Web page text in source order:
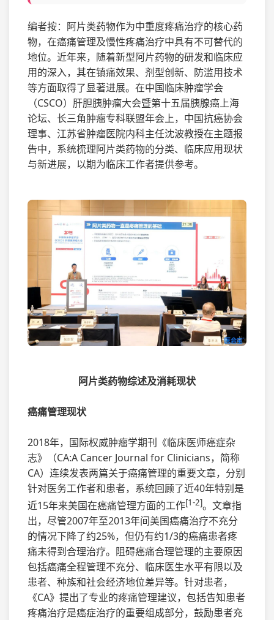
编者按：阿片类药物作为中重度疼痛治疗的核心药
物，在癌痛管理及慢性疼痛治疗中具有不可替代的
地位。近年来，随着新型阿片药物的研发和临床应
用的深入，其在镇痛效果、剂型创新、防滥用技术
等方面取得了显著进展。在中国临床肿瘤学会
（CSCO）肝胆胰肿瘤大会暨第十五届胰腺癌上海
论坛、长三角肿瘤专科联盟年会上，中国抗癌协会
理事、江苏省肿瘤医院内科主任沈波教授在主题报
告中，系统梳理阿片类药物的分类、临床应用现状
与新进展，以期为临床工作者提供参考。
阿片类药物综述及消耗现状
癌痛管理现状
2018年，国际权威肿瘤学期刊《临床医师癌症杂
志》（CA:A Cancer Journal for Clinicians，简称
CA）连续发表两篇关于癌痛管理的重要文章，分别
针对医务工作者和患者，系统回顾了近40年特别是
近15年来美国在癌痛管理方面的工作[1-2]。文章指
出，尽管2007年至2013年间美国癌痛治疗不充分
的情况下降了约25%，但仍有约1/3的癌痛患者疼
痛未得到合理治疗。阻碍癌痛合理管理的主要原因
包括癌痛全程管理不充分、临床医生水平有限以及
患者、种族和社会经济地位差异等。针对患者，
《CA》提出了专业的疼痛管理建议，包括告知患者
疼痛治疗是癌症治疗的重要组成部分，鼓励患者充